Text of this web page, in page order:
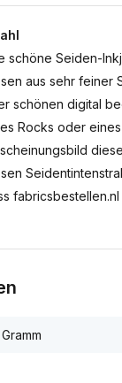
schöne Seiden-
aus sehr feiner
schönen digital
Rocks oder